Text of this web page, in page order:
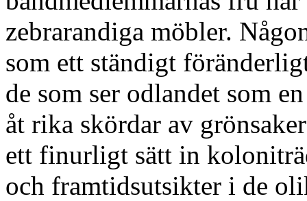
zebrarandiga möbler.
som ett ständigt
de som ser odlandet som
åt rika skördar av
ett finurligt sätt in
och framtidsutsikter i de